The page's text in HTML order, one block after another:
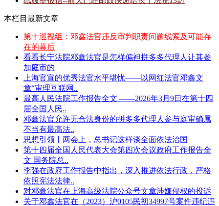
本栏目最新文章
第十巡视组：邓鑫法官违反审判职责问题线索及可能存
在的幕后
看看长宁法院邓鑫法官是怎样偏袒拼多多代理人让其参
加庭审的
上海官宣的优秀法官水平堪忧——以网红法官邓鑫文
章“审理互联网..
最高人民法院工作报告全文 ——2026年3月9日在第十四
届全国人民..
邓鑫法官允许无合法身份的拼多多代理人参与庭审确属
不当有最高法..
思想引领丨两会上，总书记这样谈全面依法治国
第十四届全国人民代表大会第四次会议政府工作报告全
文 国务院总..
李强在政府工作报告中指出，深入推进依法行政，严格
依照宪法法律..
对邓鑫法官在上海高级法院公众号文章涉嫌侵权的投诉
关于邓鑫法官在（2023）沪0105民初34997号案件违纪违